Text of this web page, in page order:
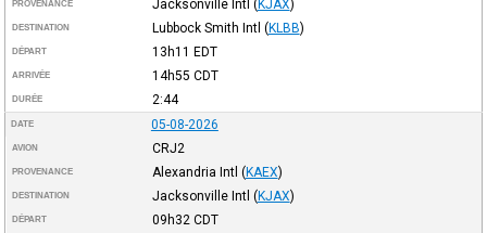
PROVENANCE Jacksonville Intl (KJAX)
DESTINATION Lubbock Smith Intl (KLBB)
DÉPART 13h11 EDT
ARRIVÉE 14h55 CDT
DURÉE 2:44
DATE 05-08-2026
AVION CRJ2
PROVENANCE Alexandria Intl (KAEX)
DESTINATION Jacksonville Intl (KJAX)
DÉPART 09h32 CDT